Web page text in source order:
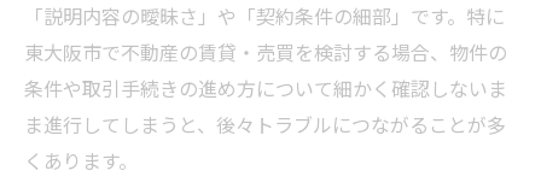
「説明内容の曖昧さ」や「契約条件の細部」です。特に
東大阪市で不動産の賃貸・売買を検討する場合、物件の
条件や取引手続きの進め方について細かく確認しないま
ま進行してしまうと、後々トラブルにつながることが多
くあります。